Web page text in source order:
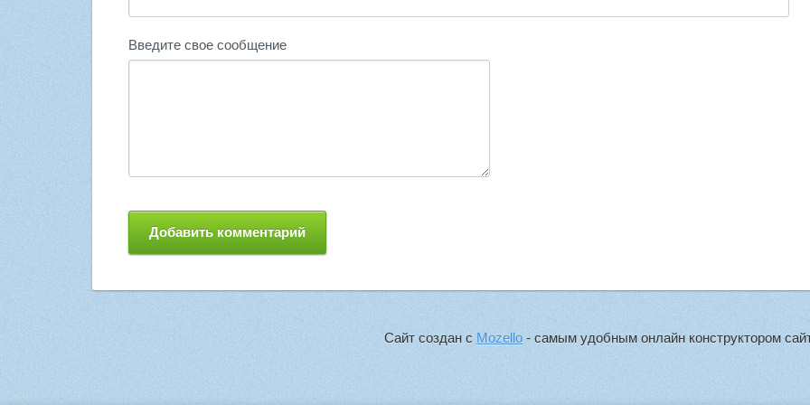
Введите свое сообщение
Сайт создан с Mozello - самым удобным онлайн конструктором